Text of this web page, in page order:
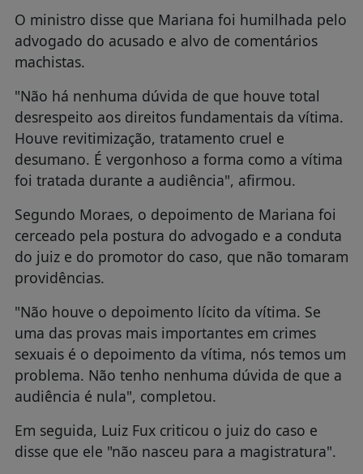
O ministro disse que Mariana foi humilhada pelo
advogado do acusado e alvo de comentários
machistas.
"Não há nenhuma dúvida de que houve total
desrespeito aos direitos fundamentais da vítima.
Houve revitimização, tratamento cruel e
desumano. É vergonhoso a forma como a vítima
foi tratada durante a audiência", afirmou.
Segundo Moraes, o depoimento de Mariana foi
cerceado pela postura do advogado e a conduta
do juiz e do promotor do caso, que não tomaram
providências.
"Não houve o depoimento lícito da vítima. Se
uma das provas mais importantes em crimes
sexuais é o depoimento da vítima, nós temos um
problema. Não tenho nenhuma dúvida de que a
audiência é nula", completou.
Em seguida, Luiz Fux criticou o juiz do caso e
disse que ele "não nasceu para a magistratura".